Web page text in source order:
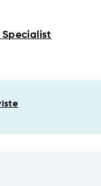
Specialist